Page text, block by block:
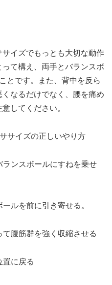
イズでもっとも大切な動作
て構え、両手とバランスボ
とです。また、背中を反ら
なるだけでなく、腰を痛め
してください。
サイズの正しいやり方
ンスボールにすねを乗せ
ルを前に引き寄せる。
腹筋群を強く収縮させる
置に戻る